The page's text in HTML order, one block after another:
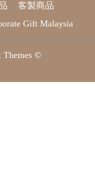
客製商品
Gift Malaysia
Themes ©